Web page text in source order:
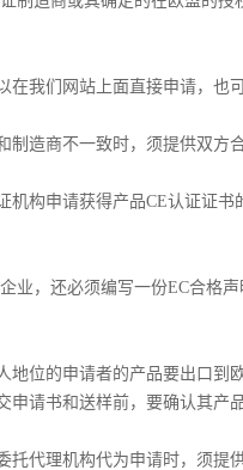
我们网站上面直接申请，也可
造商不一致时，须提供双方合
构申请获得产品CE认证证书
，还必须编写一份EC合格声
位的申请者的产品要出口到欧
申请书和送样前，要确认其产
代理机构代为申请时，须提供